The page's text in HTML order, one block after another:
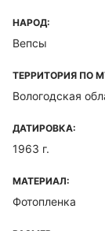
НАРОД:
Вепсы
ТЕРРИТОРИЯ ПО
Вологодская
ДАТИРОВКА:
1963 г.
МАТЕРИАЛ:
Фотопленка